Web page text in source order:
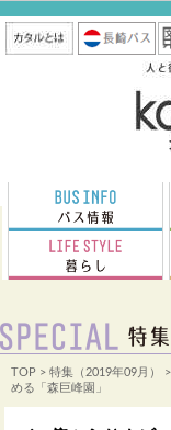
TOP > 特集（2019年09月）
める「森巨峰園」